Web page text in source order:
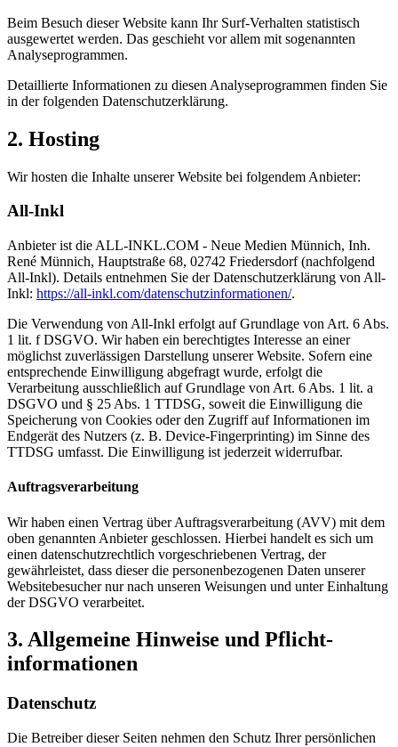
Beim Besuch dieser Website kann Ihr Surf-Verhalten statistisch
ausgewertet werden. Das geschieht vor allem mit sogenannten
Analyseprogrammen.
Detaillierte Informationen zu diesen Analyseprogrammen finden Sie
in der folgenden Datenschutzerklärung.
2. Hosting
Wir hosten die Inhalte unserer Website bei folgendem Anbieter:
All-Inkl
Anbieter ist die ALL-INKL.COM - Neue Medien Münnich, Inh.
René Münnich, Hauptstraße 68, 02742 Friedersdorf (nachfolgend
All-Inkl). Details entnehmen Sie der Datenschutzerklärung von All-
Inkl: https://all-inkl.com/datenschutzinformationen/.
Die Verwendung von All-Inkl erfolgt auf Grundlage von Art. 6 Abs.
1 lit. f DSGVO. Wir haben ein berechtigtes Interesse an einer
möglichst zuverlässigen Darstellung unserer Website. Sofern eine
entsprechende Einwilligung abgefragt wurde, erfolgt die
Verarbeitung ausschließlich auf Grundlage von Art. 6 Abs. 1 lit. a
DSGVO und § 25 Abs. 1 TTDSG, soweit die Einwilligung die
Speicherung von Cookies oder den Zugriff auf Informationen im
Endgerät des Nutzers (z. B. Device-Fingerprinting) im Sinne des
TTDSG umfasst. Die Einwilligung ist jederzeit widerrufbar.
Auftragsverarbeitung
Wir haben einen Vertrag über Auftragsverarbeitung (AVV) mit dem
oben genannten Anbieter geschlossen. Hierbei handelt es sich um
einen datenschutzrechtlich vorgeschriebenen Vertrag, der
gewährleistet, dass dieser die personenbezogenen Daten unserer
Websitebesucher nur nach unseren Weisungen und unter Einhaltung
der DSGVO verarbeitet.
3. Allgemeine Hinweise und Pflicht­
informationen
Datenschutz
Die Betreiber dieser Seiten nehmen den Schutz Ihrer persönlichen